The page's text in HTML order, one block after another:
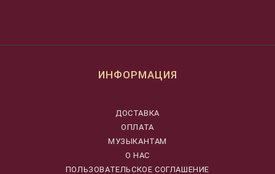
ИНФОРМАЦИЯ
ДОСТАВКА
ОПЛАТА
МУЗЫКАНТАМ
О НАС
ПОЛЬЗОВАТЕЛЬСКОЕ СОГЛАШЕНИЕ